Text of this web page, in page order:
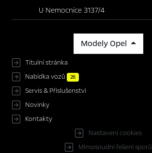
U Nemocnice 3137/4
Modely Opel
Titulní stránka
Nabídka vozů
26
Servis & Příslušenství
Novinky
Kontakty
Nastavení cookies
Mimosoudní řešení sporů